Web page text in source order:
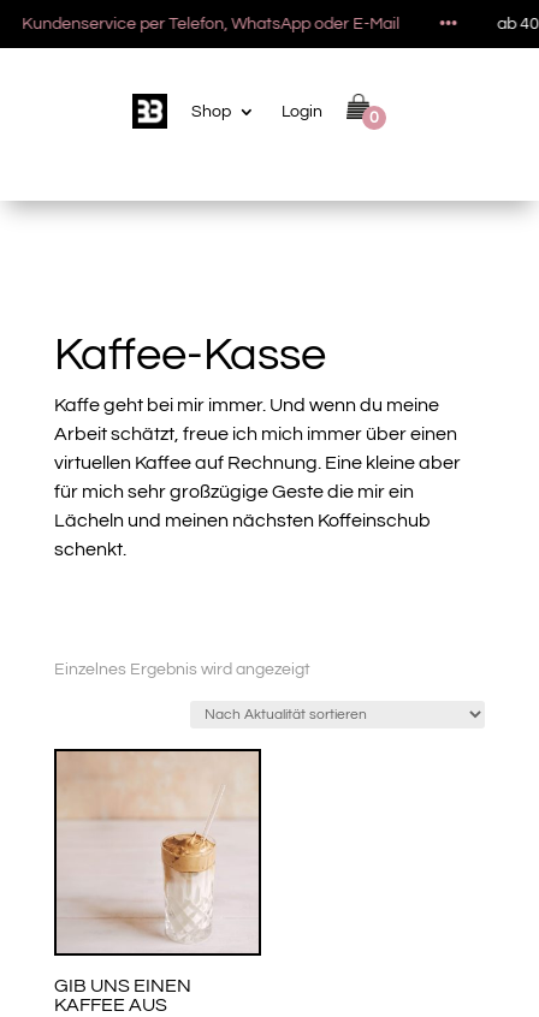
Kundenservice per Telefon, WhatsApp oder E-Mail ••• ab
Shop Login 0
Kaffee-Kasse
Kaffe geht bei mir immer. Und wenn du meine
Arbeit schätzt, freue ich mich immer über einen
virtuellen Kaffee auf Rechnung. Eine kleine aber
für mich sehr großzügige Geste die mir ein
Lächeln und meinen nächsten Koffeinschub
schenkt.
Einzelnes Ergebnis wird angezeigt
GIB UNS EINEN
KAFFEE AUS